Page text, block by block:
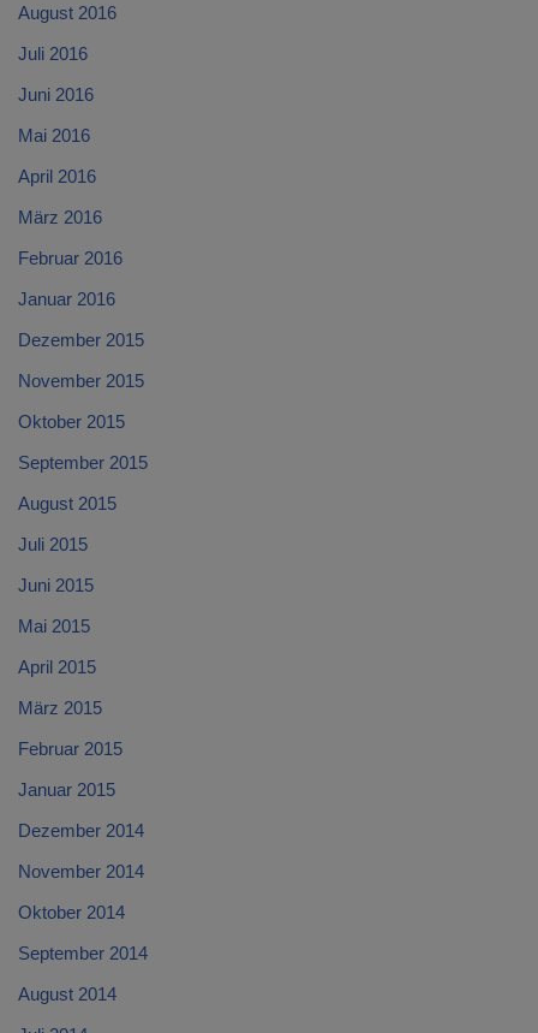
August 2016
Juli 2016
Juni 2016
Mai 2016
April 2016
März 2016
Februar 2016
Januar 2016
Dezember 2015
November 2015
Oktober 2015
September 2015
August 2015
Juli 2015
Juni 2015
Mai 2015
April 2015
März 2015
Februar 2015
Januar 2015
Dezember 2014
November 2014
Oktober 2014
September 2014
August 2014